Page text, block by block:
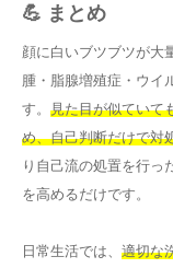
💪 まとめ
顔に白いブツブツが大
腫・脂腺増殖症・ウイ
す。 見た目が似ていて
め、自己判断だけで対
り自己流の処置を行っ
を高めるだけです。
日常生活では、 適切な